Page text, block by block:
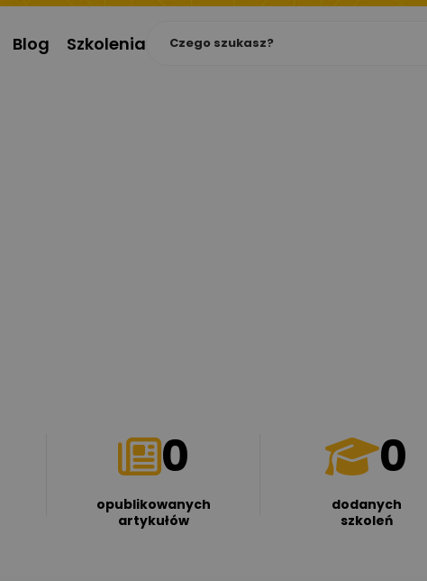
Blog Szkolenia
0
opublikowanych
artykułów
0
dodanych
szkoleń